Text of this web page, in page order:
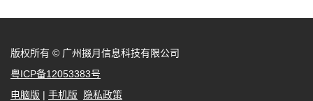
版权所有 © 广州掇月信息科技有限公司
粤ICP备12053383号
电脑版 | 手机版
隐私政策